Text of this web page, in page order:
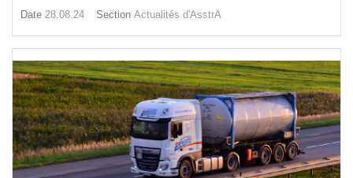
Date 28.08.24 Section Actualités d'AsstrA